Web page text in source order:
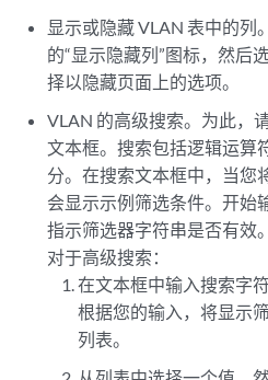
显示或隐藏 VLAN 表中的列
的“显示隐藏列”图标，然后
择以隐藏页面上的选项。
VLAN 的高级搜索。为此，
文本框。搜索包括逻辑运算
分。在搜索文本框中，当您
会显示示例筛选条件。开始
指示筛选器字符串是否有效。
对于高级搜索：
在文本框中输入搜索字符
根据您的输入，将显示
列表。